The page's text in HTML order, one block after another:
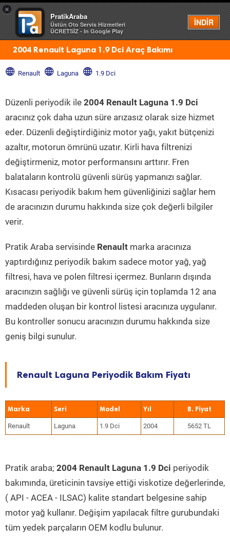
×
PratikAraba
Üstün Oto Servis Hizmetleri
ÜCRETSİZ - In Google Play
İNDİR
Menü
2004 Renault Laguna 1.9 Dci Araç Bakımı
Renault Laguna 1.9 Dci
Düzenli periyodik ile 2004 Renault Laguna 1.9 Dci
aracınız çok daha uzun süre arızasız olarak size hizmet
eder. Düzenli değiştirdiğiniz motor yağı, yakıt bütçenizi
azaltır, motorun ömrünü uzatır. Kirli hava filtrenizi
değiştirmeniz, motor performansını arttırır. Fren
balataların kontrolü güvenli sürüş yapmanızı sağlar.
Kısacası periyodik bakım hem güvenliğinizi sağlar hem
de aracınızın durumu hakkında size çok değerli bilgiler
verir.
Pratik Araba servisinde Renault marka aracınıza
yaptırdığınız periyodik bakım sadece motor yağ, yağ
filtresi, hava ve polen filtresi içermez. Bunların dışında
aracınızın sağlığı ve güvenli sürüş için toplamda 12 ana
maddeden oluşan bir kontrol listesi aracınıza uygulanır.
Bu kontroller sonucu aracınızın durumu hakkında size
geniş bilgi sunulur.
Renault Laguna Periyodik Bakım Fiyatı
Marka Seri Model Yıl
Renault Laguna 1.9 Dci 2004 5652 TL
Pratik araba; 2004 Renault Laguna 1.9 Dci periyodik
bakımında, üreticinin tavsiye ettiği viskotize değerlerinde,
( API - ACEA - ILSAC) kalite standart belgesine sahip
motor yağ kullanır. Değişim yapılacak filtre gurubundaki
tüm yedek parçaların OEM kodlu bulunur.